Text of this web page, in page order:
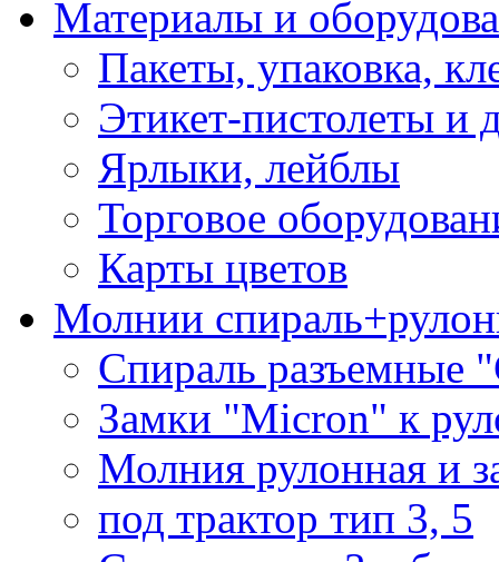
Материалы и
Пакеты, упаковка,
Этикет-пистолеты и
Ярлыки, лейблы
Торговое
Карты цветов
Молнии
Спираль разъемные
Замки "Micron" к
Молния рулонная и
под трактор тип 3, 5